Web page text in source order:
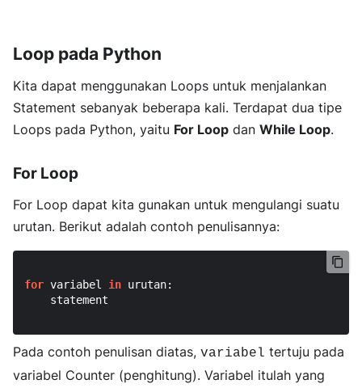
Loop pada Python
Kita dapat menggunakan Loops untuk menjalankan
Statement sebanyak beberapa kali. Terdapat dua tipe
Loops pada Python, yaitu For Loop dan While Loop.
For Loop
For Loop dapat kita gunakan untuk mengulangi suatu
urutan. Berikut adalah contoh penulisannya:
for variabel in urutan:
    statement
Pada contoh penulisan diatas, variabel tertuju pada
variabel Counter (penghitung). Variabel itulah yang